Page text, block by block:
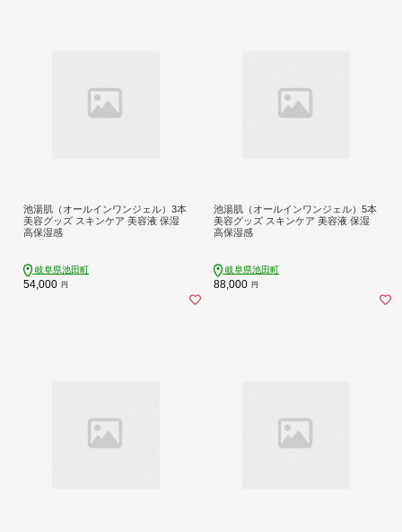
池湯肌（オールインワンジェル）3本
美容グッズ スキンケア 美容液 保湿
高保湿感
岐阜県池田町
54,000 円
池湯肌（オールインワンジェル）5本
美容グッズ スキンケア 美容液 保湿
高保湿感
岐阜県池田町
88,000 円